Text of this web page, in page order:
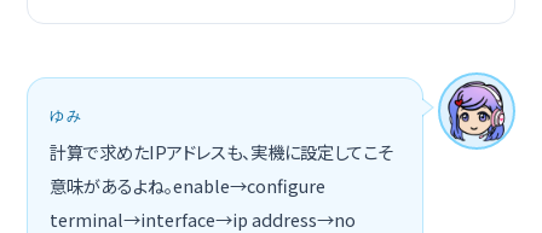
ゆみ
計算で求めたIPアドレスも、実機に設定してこそ
意味があるよね。enable→configure
terminal→interface→ip address→no